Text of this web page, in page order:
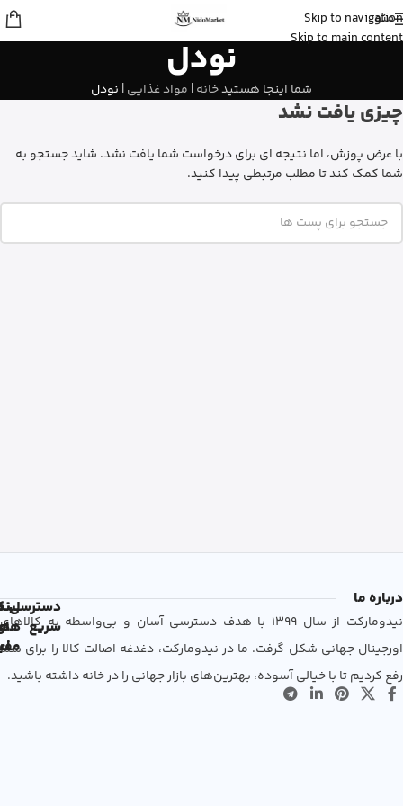
Skip to navigation
Skip to main content
منو
نودل
شما اینجا هستیدخانه| مواد غذایی| نودل
چیزی یافت نشد
با عرض پوزش، اما نتیجه ای برای درخواست شما یافت نشد. شاید جستجو به
شما کمک کند تا مطلب مرتبطی پیدا کنید.
درباره ما
نیدومارکت از سال 1399 با هدف دسترسی آسان و بی‌واسطه به کالاهای
اورجینال جهانی شکل گرفت. ما در نیدومارکت، دغدغه اصالت کالا را برای شما
رفع کردیم تا با خیالی آسوده، بهترین‌های بازار جهانی را در خانه داشته باشید.
دسترسی
سریع
Fatemeh از تهران
ادو پرفیوم زنانه بورلی هیلز پولو کلاب رو